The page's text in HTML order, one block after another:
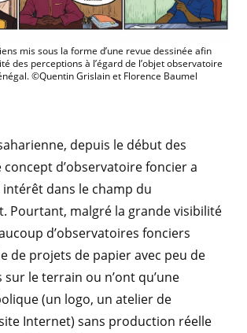
mis sous la forme d’une revue dessinée afin
des perceptions à l’égard de l’objet observatoire
©Quentin Grislain et Florence Baumel
depuis le début des
concept d’observatoire foncier a
dans le champ du
Pourtant, malgré la grande visibilité
d’observatoires fonciers
de projets de papier avec peu de
le terrain ou n’ont qu’une
(un logo, un atelier de
Internet) sans production réelle